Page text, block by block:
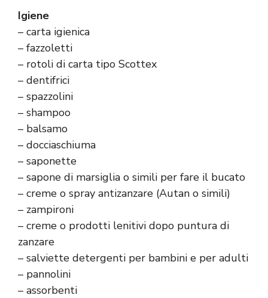
Igiene
– carta igienica
– fazzoletti
– rotoli di carta tipo Scottex
– dentifrici
– spazzolini
– shampoo
– balsamo
– docciaschiuma
– saponette
– sapone di marsiglia o simili per fare il bucato
– creme o spray antizanzare (Autan o simili)
– zampironi
– creme o prodotti lenitivi dopo puntura di
zanzare
– salviette detergenti per bambini e per adulti
– pannolini
– assorbenti